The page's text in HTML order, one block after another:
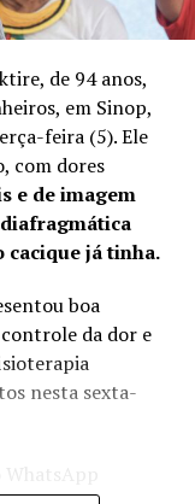
de 94 anos,
em Sinop,
feira (5). Ele
com dores
e de imagem
cacique já tinha.
boa
da dor e
nesta sexta-